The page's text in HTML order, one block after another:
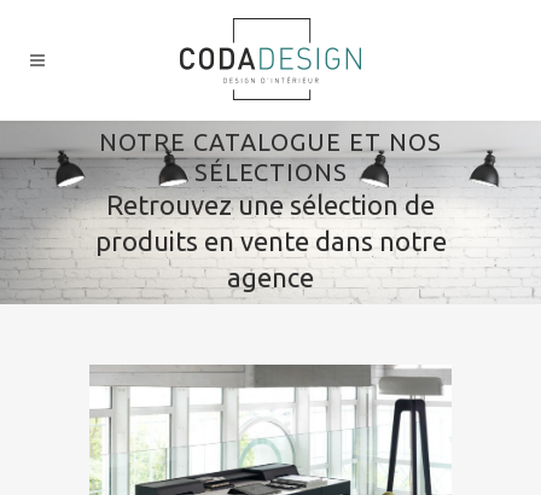
NOTRE CATALOGUE ET NOS
SÉLECTIONS
Retrouvez une sélection de
produits en vente dans notre
agence